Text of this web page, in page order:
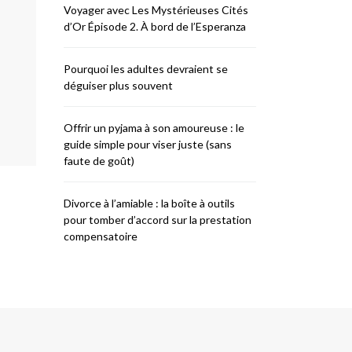
Voyager avec Les Mystérieuses Cités
d’Or Épisode 2. À bord de l’Esperanza
Pourquoi les adultes devraient se
déguiser plus souvent
Offrir un pyjama à son amoureuse : le
guide simple pour viser juste (sans
faute de goût)
Divorce à l’amiable : la boîte à outils
pour tomber d’accord sur la prestation
compensatoire